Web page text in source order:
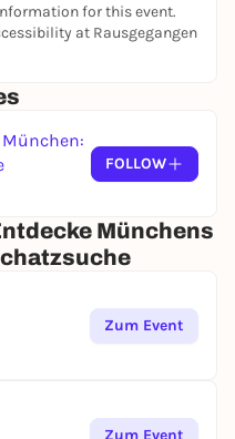
Tour passt sich
im Team, tritt
geh solo auf
Spielfeld, das Du
Reise, die
Entdecke
hinter Münchens
Kompass, und die
knifflige Rätsel,
und enthülle
Dein Host ist nur
for this event.
at Rausgegangen
München:
FOLLOW
Münchens
Zum Event
Zum Event